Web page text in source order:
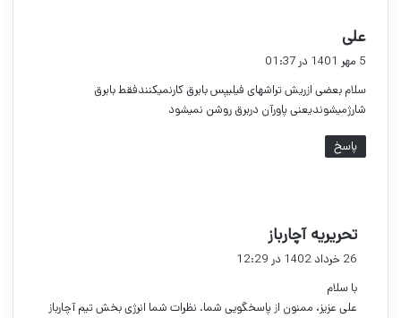
علی
ت
:
5 مهر 1401 در 01:37
سلام بعضی ازریش تراشهای فیلیپس بابرق کارنمیکنندفقط بابرق
شارژمیشوندیعنی پاورآن دربرق روشن نمیشود
پاسخ
تحریریه آچارباز
ف
26 خرداد 1402 در 12:29
با سلام
علی عزیز، ممنون از پاسخگویی شما. نظرات شما انرژی بخش تیم آچارباز